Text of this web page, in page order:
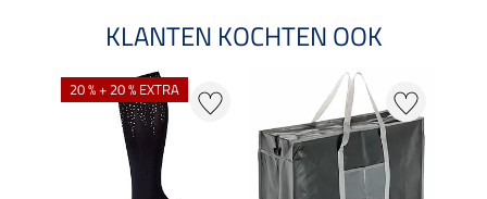
KLANTEN KOCHTEN OOK
20 % + 20 % EXTRA